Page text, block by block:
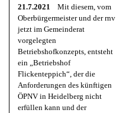
21.7.2021
Mit diesem, vom
Oberbürgermeister und der rnv
jetzt im Gemeinderat
vorgelegten
Betriebshofkonzepts, entsteht
ein „Betriebshof
Flickenteppich“, der die
Anforderungen des künftigen
ÖPNV in Heidelberg nicht
erfüllen kann und der